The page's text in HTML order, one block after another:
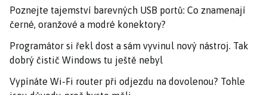
Poznejte tajemství barevných USB portů: Co znamenají
černé, oranžové a modré konektory?
Programátor si řekl dost a sám vyvinul nový nástroj. Tak
dobrý čistič Windows tu ještě nebyl
Vypínáte Wi-Fi router při odjezdu na dovolenou? Tohle